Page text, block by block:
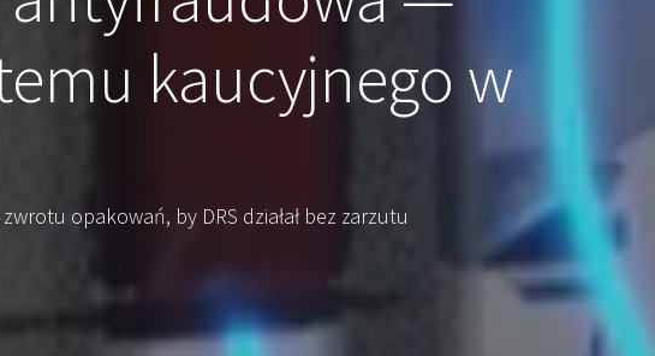
kaucyjnego w
opakowań, by DRS działał bez zarzutu